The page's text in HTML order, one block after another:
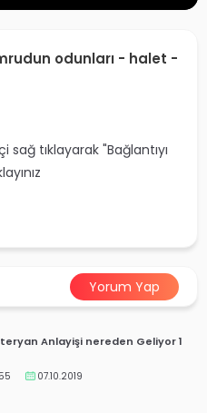
odunları - halet -
sağ tıklayarak "Bağlantıyı
Yorum Yap
Anlayişi nereden Geliyor 1
07.10.2019